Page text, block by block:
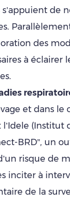
de
des
à éclairer
et dans le
(Institut
BRD”, un
risque de
inciter à
de la